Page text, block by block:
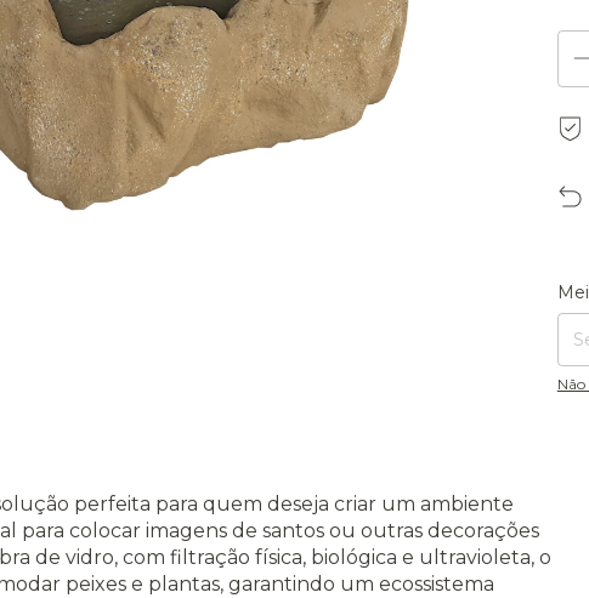
Não
perfeita para quem deseja criar um ambiente
para colocar imagens de santos ou outras decorações
de vidro, com filtração física, biológica e ultravioleta, o
peixes e plantas, garantindo um ecossistema